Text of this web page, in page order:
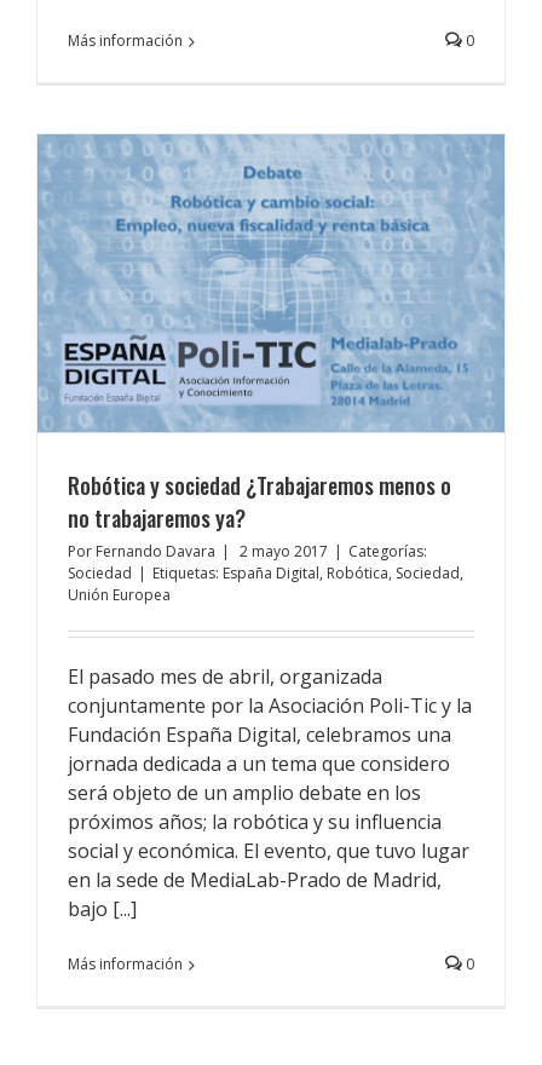
Más información 0
Robótica y sociedad ¿Trabajaremos menos o
no trabajaremos ya?
Por Fernando Davara | 2 mayo 2017 | Categorías:
Sociedad | Etiquetas: España Digital, Robótica, Sociedad,
Unión Europea
El pasado mes de abril, organizada
conjuntamente por la Asociación Poli-Tic y la
Fundación España Digital, celebramos una
jornada dedicada a un tema que considero
será objeto de un amplio debate en los
próximos años; la robótica y su influencia
social y económica. El evento, que tuvo lugar
en la sede de MediaLab-Prado de Madrid,
bajo [...]
Más información 0